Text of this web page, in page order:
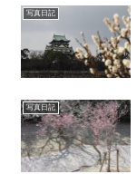
写真日記
写真日記